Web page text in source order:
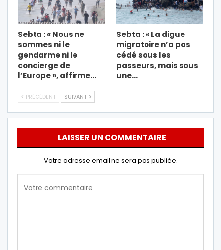
Sebta : « Nous ne
sommes ni le
gendarme ni le
concierge de
l’Europe », affirme…
Sebta : « La digue
migratoire n’a pas
cédé sous les
passeurs, mais sous
une…
PRÉCÉDENT SUIVANT
LAISSER UN COMMENTAIRE
Votre adresse email ne sera pas publiée.